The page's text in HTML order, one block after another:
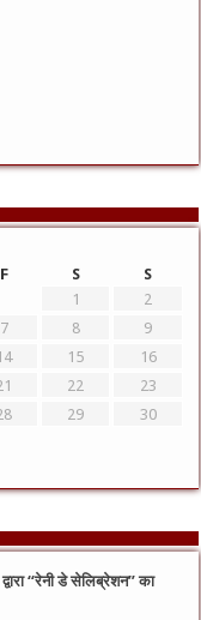
F S
S
1
2
7 8
9
15
16
22
23
29
30
“रेनी डे सेलिब्रेशन” का